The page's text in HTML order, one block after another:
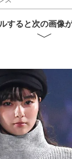
すると次の画像